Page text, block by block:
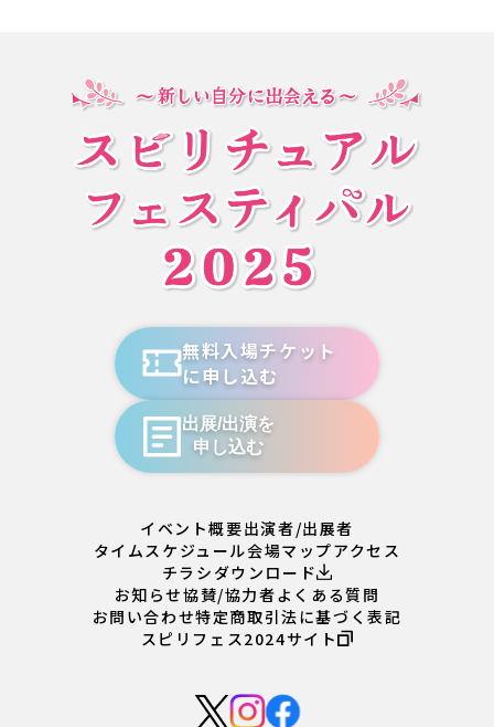
無料入場チケット
に申し込む
出展/出演を
申し込む
イベント概要出演者/出展者
タイムスケジュール会場マップアクセス
チラシダウンロード
お知らせ協賛/協力者よくある質問
お問い合わせ特定商取引法に基づく表記
スピリフェス2024サイト